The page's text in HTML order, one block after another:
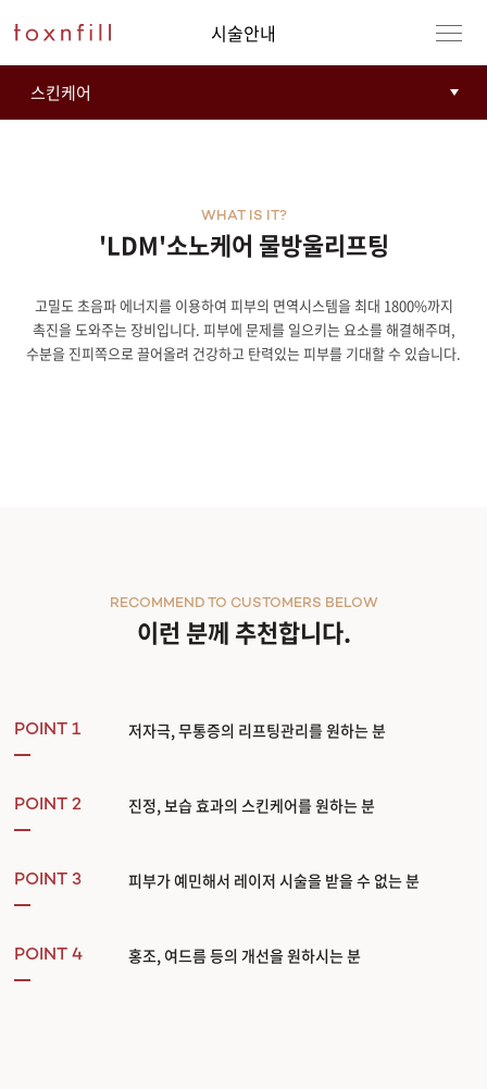
시술안내
'LDM'소노케어 물방울리프팅
WHAT IS IT?
고밀도 초음파 에너지를 이용하여 피부의 면역시스템을 최대 1800%까지
촉진을 도와주는 장비입니다. 피부에 문제를 일으키는 요소를 해결해주며,
수분을 진피쪽으로 끌어올려 건강하고 탄력있는 피부를 기대할 수 있습니다.
이런 분께 추천합니다.
RECOMMEND TO CUSTOMERS BELOW
POINT 1 저자극, 무통증의 리프팅관리를 원하는 분
POINT 2 진정, 보습 효과의 스킨케어를 원하는 분
POINT 3 피부가 예민해서 레이저 시술을 받을 수 없는 분
POINT 4 홍조, 여드름 등의 개선을 원하시는 분